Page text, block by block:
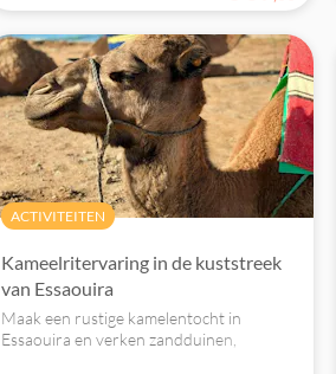
ACTIVITEITEN
Kameelritervaring in de kuststreek
van Essaouira
Maak een rustige kamelentocht in
Essaouira en verken zandduinen,